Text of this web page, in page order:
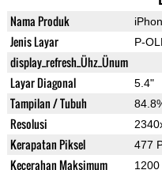
Nama Produk
Jenis Layar P-
display_refresh_Ühz_Ünum
Layar Diagonal 5.4"
Tampilan / Tubuh
Resolusi
Kerapatan Piksel 477
Kecerahan Maksimum 1200